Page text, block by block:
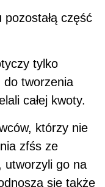
część
tylko
do tworzenia
całej kwoty.
którzy nie
zfśs ze
utworzyli go na
się także